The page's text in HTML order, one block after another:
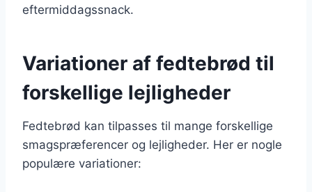
eftermiddagssnack.
Variationer af fedtebrød til
forskellige lejligheder
Fedtebrød kan tilpasses til mange forskellige
smagspræferencer og lejligheder. Her er nogle
populære variationer: